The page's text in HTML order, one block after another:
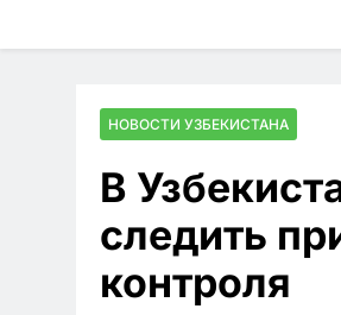
НОВОСТИ УЗБЕКИСТАНА
В
следить
контроля